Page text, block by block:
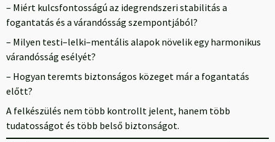
– Miért kulcsfontosságú az idegrendszeri stabilitás a
fogantatás és a várandósság szempontjából?
– Milyen testi–lelki–mentális alapok növelik egy harmonikus
várandósság esélyét?
– Hogyan teremts biztonságos közeget már a fogantatás
előtt?
A felkészülés nem több kontrollt jelent, hanem több
tudatosságot és több belső biztonságot.